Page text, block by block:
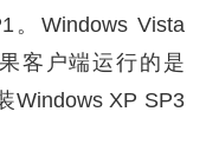
。Windows Vista
客户端运行的是
Windows XP SP3